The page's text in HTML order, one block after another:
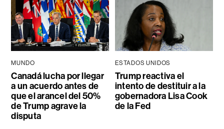
MUNDO
Canadá lucha por llegar
a un acuerdo antes de
que el arancel del 50%
de Trump agrave la
disputa
ESTADOS UNIDOS
Trump reactiva el
intento de destituir a la
gobernadora Lisa Cook
de la Fed